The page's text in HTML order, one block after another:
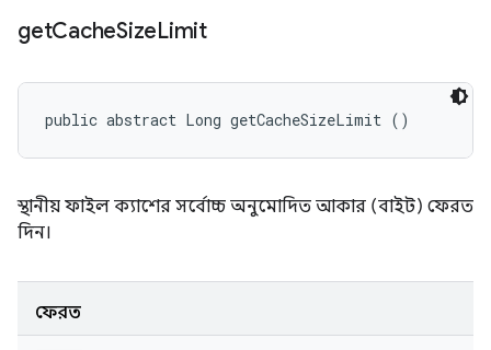
getCacheSizeLimit
public abstract Long getCacheSizeLimit ()
স্থানীয় ফাইল ক্যাশের সর্বোচ্চ অনুমোদিত আকার (বাইট) ফেরত
দিন।
ফেরত